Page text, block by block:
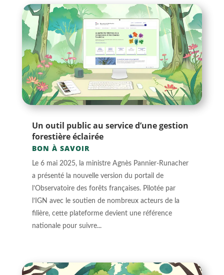
Un outil public au service d’une gestion
forestière éclairée
BON À SAVOIR
Le 6 mai 2025, la ministre Agnès Pannier-Runacher
a présenté la nouvelle version du portail de
l’Observatoire des forêts françaises. Pilotée par
l’IGN avec le soutien de nombreux acteurs de la
filière, cette plateforme devient une référence
nationale pour suivre...